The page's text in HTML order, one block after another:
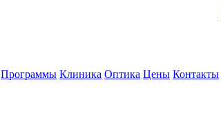
Программы Клиника Оптика Цены Контакты